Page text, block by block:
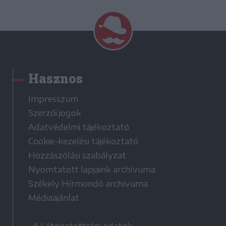
Hasznos
Impresszum
Szerzői jogok
Adatvédelmi tájékoztató
Cookie-kezelési tájékoztató
Hozzászólási szabályzat
Nyomtatott lapjaink archívuma
Székely Hírmondó archívuma
Médiaajánlat